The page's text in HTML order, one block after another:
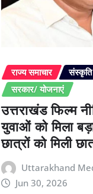
राज्य समाचार
संस्कृति
सरकार/ योजनाएं
उत्तराखंड फिल्म
युवाओं को मिला
छात्रों को मिली
Uttarakhand
Jun 30, 2026